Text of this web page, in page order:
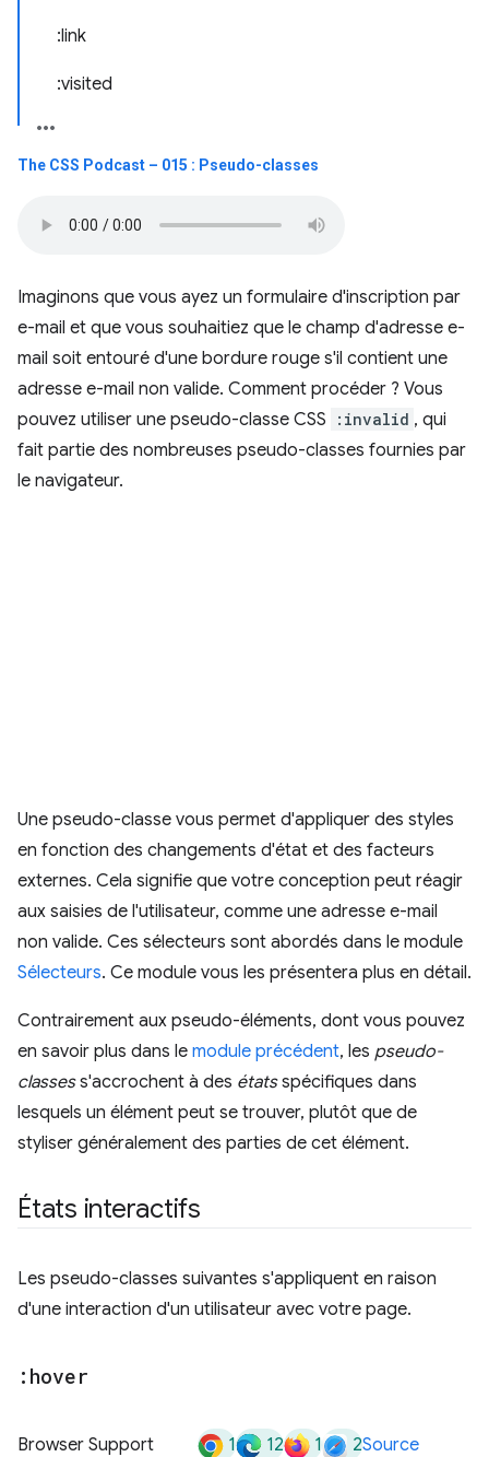
:link
:visited
The CSS Podcast – 015 : Pseudo-classes
Imaginons que vous ayez un formulaire d'inscription par
e-mail et que vous souhaitiez que le champ d'adresse e-
mail soit entouré d'une bordure rouge s'il contient une
adresse e-mail non valide. Comment procéder ? Vous
pouvez utiliser une pseudo-classe CSS
:invalid , qui
fait partie des nombreuses pseudo-classes fournies par
le navigateur.
Une pseudo-classe vous permet d'appliquer des styles
en fonction des changements d'état et des facteurs
externes. Cela signifie que votre conception peut réagir
aux saisies de l'utilisateur, comme une adresse e-mail
non valide. Ces sélecteurs sont abordés dans le module
Sélecteurs. Ce module vous les présentera plus en détail.
Contrairement aux pseudo-éléments, dont vous pouvez
en savoir plus dans le module précédent, les pseudo-
classess'accrochent à des étatsspécifiques dans
lesquels un élément peut se trouver, plutôt que de
styliser généralement des parties de cet élément.
États interactifs
Les pseudo-classes suivantes s'appliquent en raison
d'une interaction d'un utilisateur avec votre page.
:hover
Browser Support 1 12 1 2Source